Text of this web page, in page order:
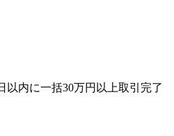
以内に一括30万円以上取引完了